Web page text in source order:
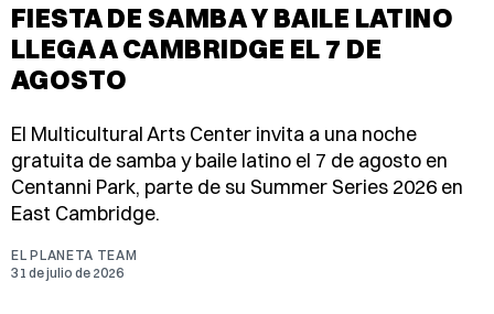
FIESTA DE SAMBA Y BAILE LATINO
LLEGA A CAMBRIDGE EL 7 DE
AGOSTO
El Multicultural Arts Center invita a una noche
gratuita de samba y baile latino el 7 de agosto en
Centanni Park, parte de su Summer Series 2026 en
East Cambridge.
EL PLANETA TEAM
31 de julio de 2026